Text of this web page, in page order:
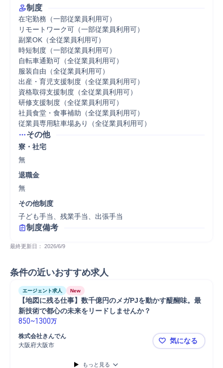
制度
在宅勤務（一部従業員利用可）
リモートワーク可（一部従業員利用可）
副業OK（全従業員利用可）
時短制度（一部従業員利用可）
自転車通勤可（全従業員利用可）
服装自由（全従業員利用可）
出産・育児支援制度（全従業員利用可）
資格取得支援制度（全従業員利用可）
研修支援制度（全従業員利用可）
社員食堂・食事補助（全従業員利用可）
従業員専用駐車場あり（全従業員利用可）
その他
寮・社宅
無
退職金
無
その他制度
子ども手当、残業手当、出張手当
制度備考
最終更新日： 2026/6/9
条件の近いおすすめ求人
エージェント求人 New
【地図に残る仕事】数千億円のメガPJを動かす醍醐味。最
新技術で都心の未来をリードしませんか？
850~1300万
株式会社きんでん
大阪府大阪市
【地図に残
気になる
もっと見る